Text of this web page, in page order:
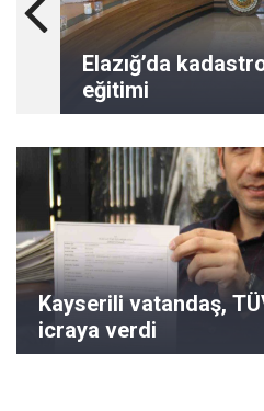
Elazığ’da
eğitimi
Kayserili vatandaş,
icraya verdi